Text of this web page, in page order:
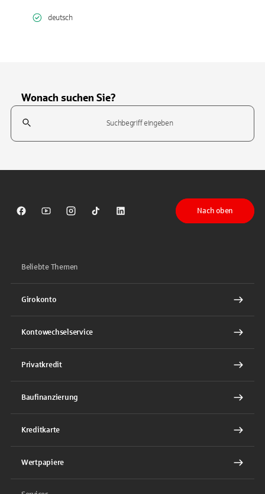
deutsch
Wonach suchen Sie?
Suchfeld
Sparkasse auf Facebook
Sparkasse auf Youtube
Sparkasse auf Instagram
Sparkasse auf TikTok
Sparkasse auf LinkedIn
Nach oben
Beliebte Themen
Girokonto
Kontowechselservice
Privatkredit
Baufinanzierung
Kreditkarte
Wertpapiere